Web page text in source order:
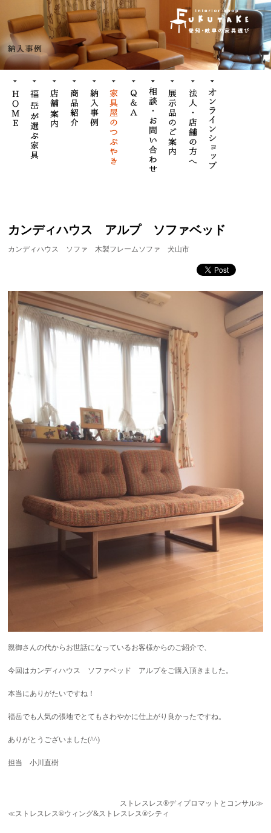
カンディハウス アルプ ソファベッド
カンディハウス ソファ 木製フレームソファ 犬山市
親御さんの代からお世話になっているお客様からのご紹介で、
今回はカンディハウス ソファベッド アルプをご購入頂きました。
本当にありがたいですね！
福岳でも人気の張地でとてもさわやかに仕上がり良かったですね。
ありがとうございました(^^)
担当 小川直樹
ストレスレス®ディプロマットとコンサル≫
≪ストレスレス®ウィング&ストレスレス®シティ